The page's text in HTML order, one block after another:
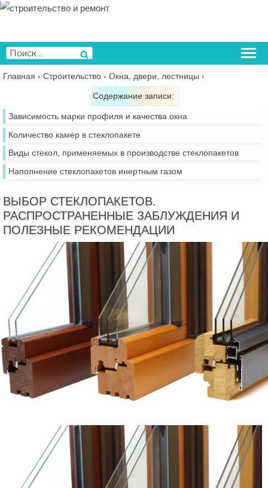
Перейти
содержимому
Искать:
Поиск
Главная › Строительство › Окна, двери, лестницы ›
Содержание записи:
Зависимость марки профиля и качества окна
Количество камер в стеклопакете
Виды стекол, применяемых в производстве стеклопакетов
Наполнение стеклопакетов инертным газом
ВЫБОР СТЕКЛОПАКЕТОВ.
РАСПРОСТРАНЕННЫЕ ЗАБЛУЖДЕНИЯ И
ПОЛЕЗНЫЕ РЕКОМЕНДАЦИИ